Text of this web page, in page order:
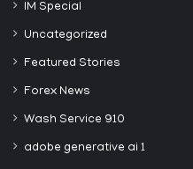
IM Special
Uncategorized
Featured Stories
Forex News
Wash Service 910
adobe generative ai 1